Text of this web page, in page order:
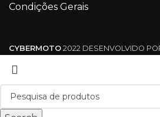
Condições Gerais
CYBERMOTO 2022 DESENVOLVIDO